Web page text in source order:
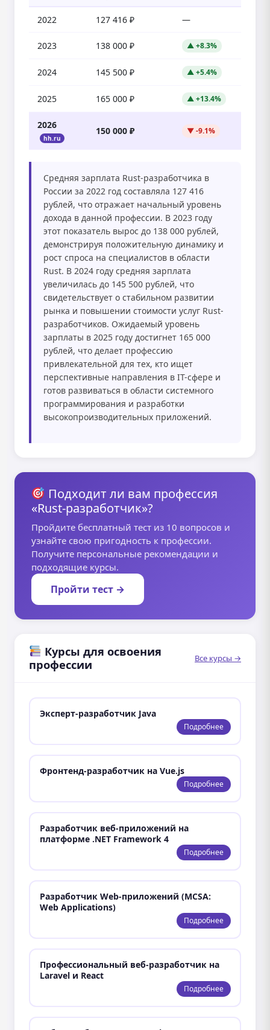
2022 127 416 ₽ —
2023 138 000 ₽ ▲ +8.3%
2024 145 500 ₽ ▲ +5.4%
2025 165 000 ₽ ▲ +13.4%
2026
hh.ru
150 000 ₽ ▼ -9.1%
Средняя зарплата Rust-разработчика в
России за 2022 год составляла 127 416
рублей, что отражает начальный уровень
дохода в данной профессии. В 2023 году
этот показатель вырос до 138 000 рублей,
демонстрируя положительную динамику и
рост спроса на специалистов в области
Rust. В 2024 году средняя зарплата
увеличилась до 145 500 рублей, что
свидетельствует о стабильном развитии
рынка и повышении стоимости услуг Rust-
разработчиков. Ожидаемый уровень
зарплаты в 2025 году достигнет 165 000
рублей, что делает профессию
привлекательной для тех, кто ищет
перспективные направления в IT-сфере и
готов развиваться в области системного
программирования и разработки
высокопроизводительных приложений.
Подходит ли вам профессия
«Rust-разработчик»?
Пройдите бесплатный тест из 10 вопросов и
узнайте свою пригодность к профессии.
Получите персональные рекомендации и
подходящие курсы.
Пройти тест →
Курсы для освоения
профессии
Все курсы →
Эксперт-разработчик Java
Подробнее
Фронтенд-разработчик на Vue.js
Подробнее
Разработчик веб-приложений на
платформе .NET Framework 4
Подробнее
Разработчик Web-приложений (MCSA:
Web Applications)
Подробнее
Профессиональный веб-разработчик на
Laravel и React
Подробнее